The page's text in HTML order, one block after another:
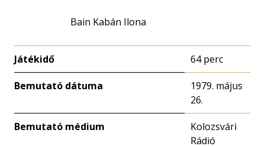
Bain Kabán Ilona
Játékidő 64 perc
Bemutató dátuma
1979. május
26.
Bemutató médium
Kolozsvári
Rádió